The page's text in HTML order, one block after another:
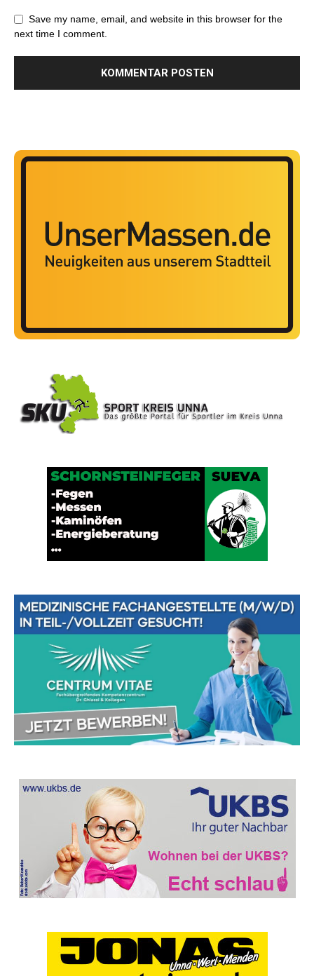
Save my name, email, and website in this browser for the
next time I comment.